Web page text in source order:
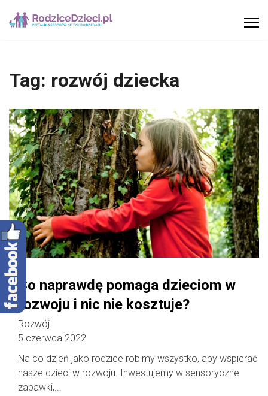
Tag: rozwój dziecka
Co naprawdę pomaga dzieciom w
rozwoju i nic nie kosztuje?
Rozwój
5 czerwca 2022
Na co dzień jako rodzice robimy wszystko, aby wspierać
nasze dzieci w rozwoju. Inwestujemy w sensoryczne
zabawki,...